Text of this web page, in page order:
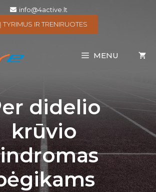
info@4active.lt
TYRIMUS IR TRENIRUOTES
MENU
didelio
krūvio